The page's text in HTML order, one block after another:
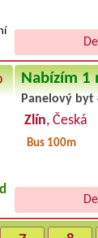
Nabízím 1
Panelový byt
Zlín, Česká
Bus 100m